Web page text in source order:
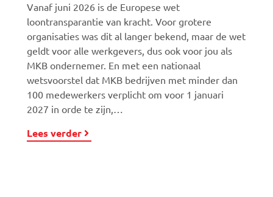
Vanaf juni 2026 is de Europese wet
loontransparantie van kracht. Voor grotere
organisaties was dit al langer bekend, maar de wet
geldt voor alle werkgevers, dus ook voor jou als
MKB ondernemer. En met een nationaal
wetsvoorstel dat MKB bedrijven met minder dan
100 medewerkers verplicht om voor 1 januari
2027 in orde te zijn,…
Lees verder